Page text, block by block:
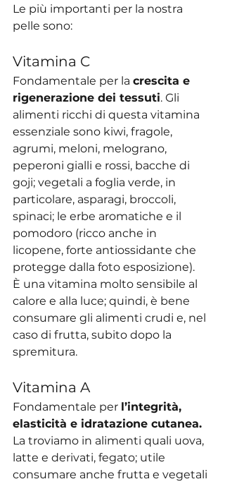
Le più importanti per la nostra
pelle sono:
Vitamina C
Fondamentale per la crescita e
rigenerazione dei tessuti. Gli
alimenti ricchi di questa vitamina
essenziale sono kiwi, fragole,
agrumi, meloni, melograno,
peperoni gialli e rossi, bacche di
goji; vegetali a foglia verde, in
particolare, asparagi, broccoli,
spinaci; le erbe aromatiche e il
pomodoro (ricco anche in
licopene, forte antiossidante che
protegge dalla foto esposizione).
È una vitamina molto sensibile al
calore e alla luce; quindi, è bene
consumare gli alimenti crudi e, nel
caso di frutta, subito dopo la
spremitura.
Vitamina A
Fondamentale per l’integrità,
elasticità e idratazione cutanea.
La troviamo in alimenti quali uova,
latte e derivati, fegato; utile
consumare anche frutta e vegetali